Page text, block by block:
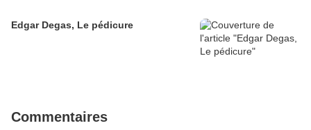
Edgar Degas, Le pédicure
Commentaires